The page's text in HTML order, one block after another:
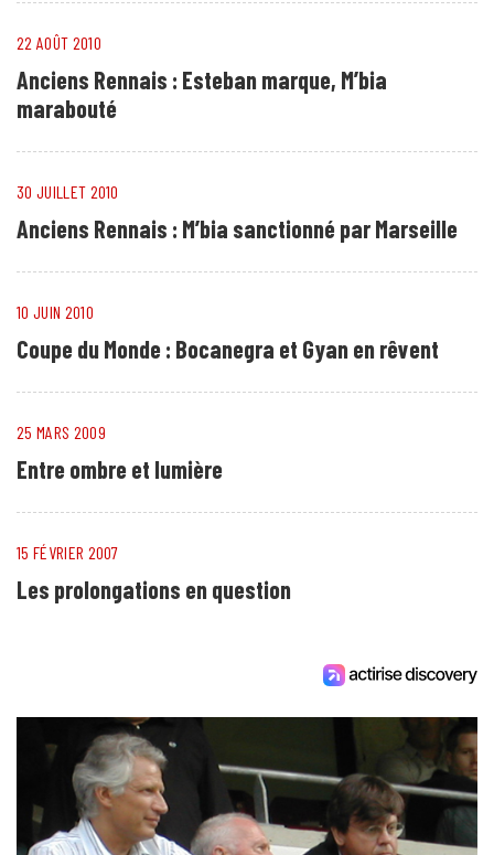
22 AOÛT 2010
Anciens Rennais : Esteban marque, M’bia
marabouté
30 JUILLET 2010
Anciens Rennais : M’bia sanctionné par Marseille
10 JUIN 2010
Coupe du Monde : Bocanegra et Gyan en rêvent
25 MARS 2009
Entre ombre et lumière
15 FÉVRIER 2007
Les prolongations en question